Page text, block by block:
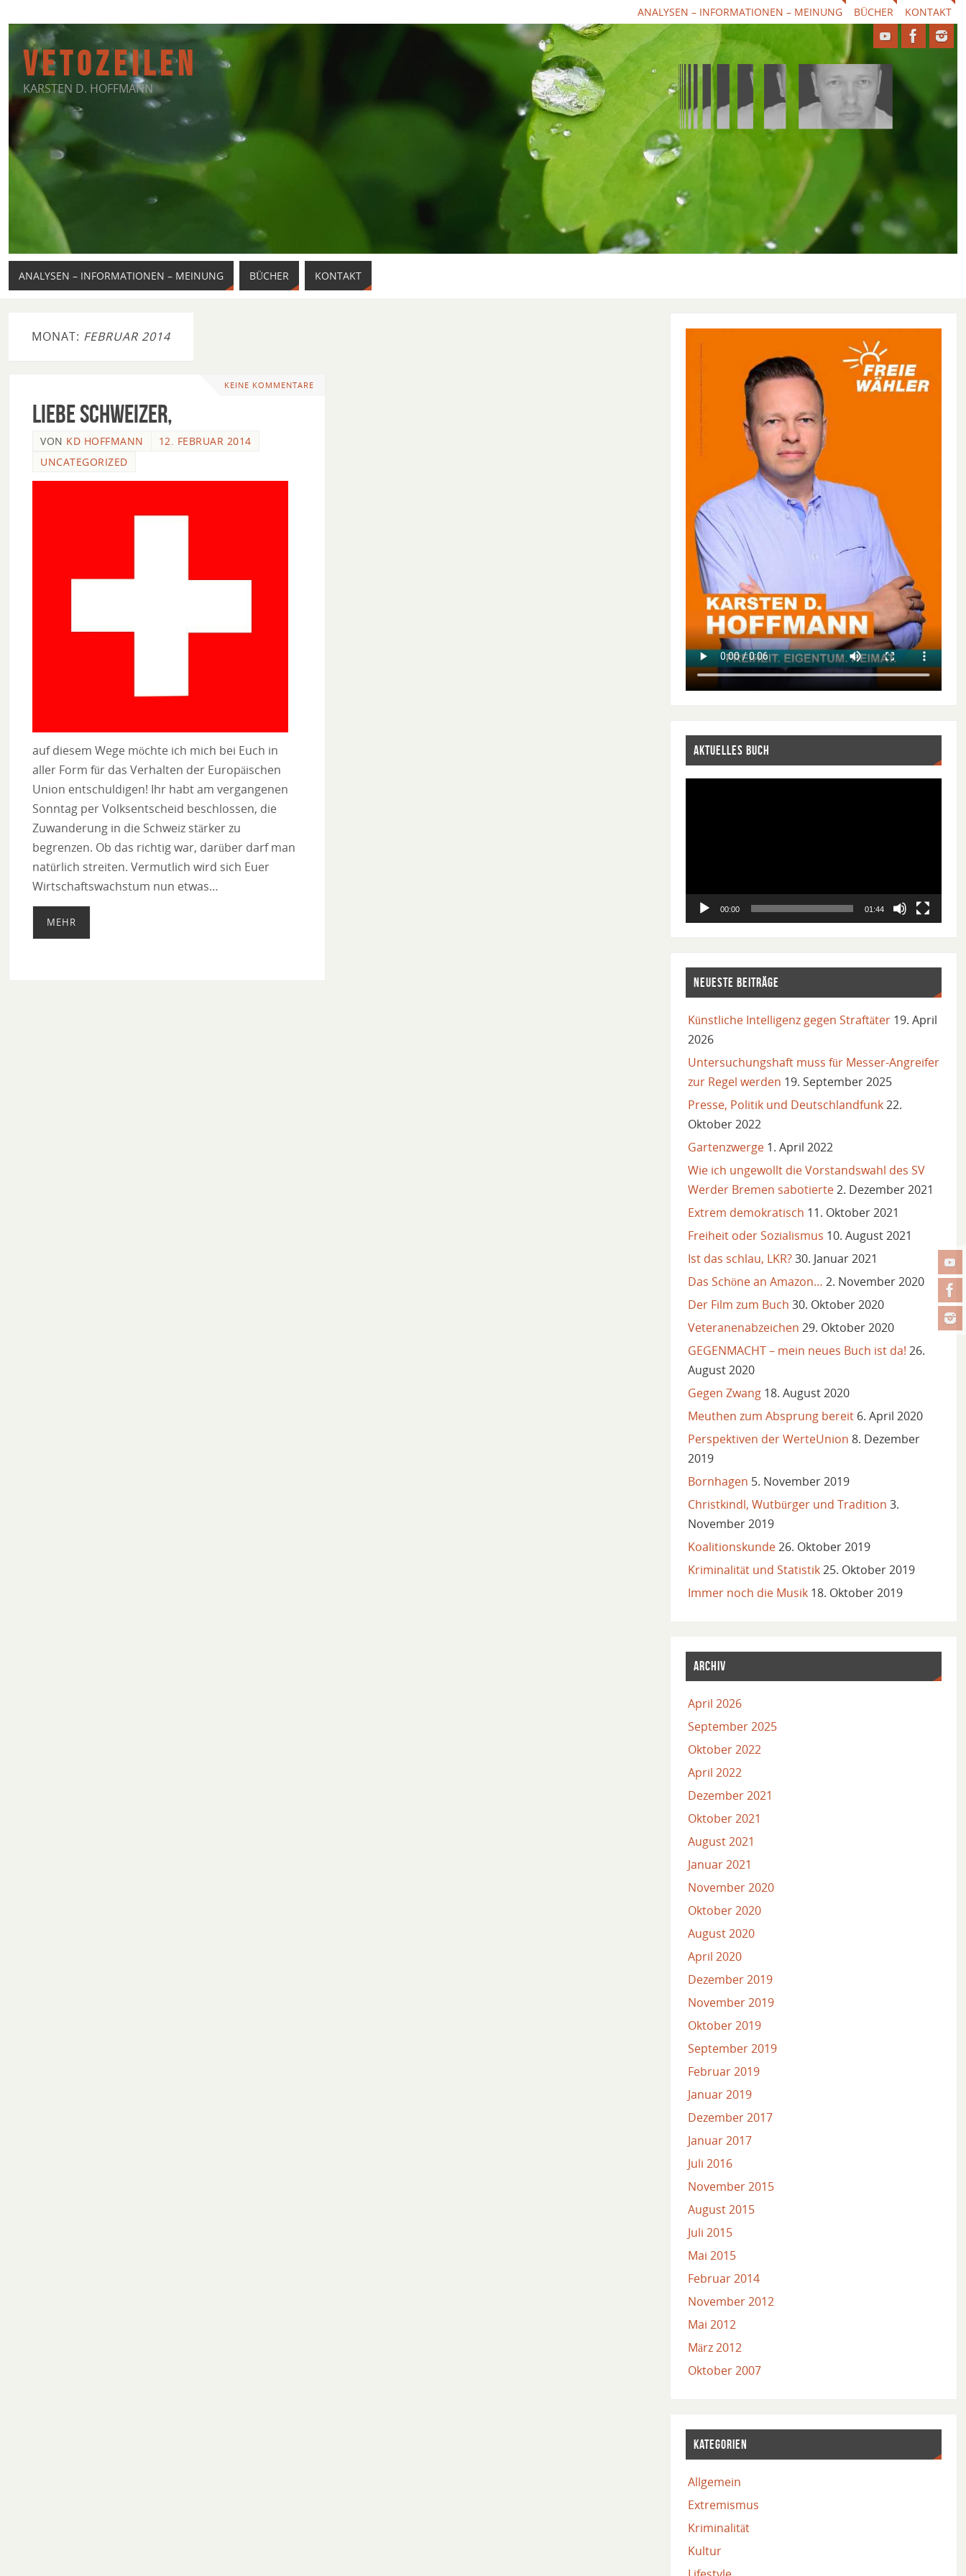
ANALYSEN – INFORMATIONEN – MEINUNG BÜCHER KONTAKT
V E T O Z E I L E N
KARSTEN D. HOFFMANN
ANALYSEN – INFORMATIONEN – MEINUNG BÜCHER KONTAKT
MONAT: FEBRUAR 2014
KEINE KOMMENTARE
Liebe Schweizer,
VON KD HOFFMANN
12. FEBRUAR 2014
UNCATEGORIZED
auf diesem Wege möchte ich mich bei Euch in
aller Form für das Verhalten der Europäischen
Union entschuldigen! Ihr habt am vergangenen
Sonntag per Volksentscheid beschlossen, die
Zuwanderung in die Schweiz stärker zu
begrenzen. Ob das richtig war, darüber darf man
natürlich streiten. Vermutlich wird sich Euer
Wirtschaftswachstum nun etwas…
MEHR
AKTUELLES BUCH
00:00 01:44
NEUESTE BEITRÄGE
Künstliche Intelligenz gegen Straftäter 19. April
2026
Untersuchungshaft muss für Messer-Angreifer
zur Regel werden 19. September 2025
Presse, Politik und Deutschlandfunk22.
Oktober 2022
Gartenzwerge 1. April 2022
Wie ich ungewollt die Vorstandswahl des SV
Werder Bremen sabotierte2. Dezember 2021
Extrem demokratisch 11. Oktober 2021
Freiheit oder Sozialismus 10. August 2021
Ist das schlau, LKR?30. Januar 2021
Das Schöne an Amazon… 2. November 2020
Der Film zum Buch 30. Oktober 2020
Veteranenabzeichen 29. Oktober 2020
GEGENMACHT – mein neues Buch ist da! 26.
August 2020
Gegen Zwang 18. August 2020
Meuthen zum Absprung bereit 6. April 2020
Perspektiven der WerteUnion 8. Dezember
2019
Bornhagen 5. November 2019
Christkindl, Wutbürger und Tradition 3.
November 2019
Koalitionskunde26. Oktober 2019
Kriminalität und Statistik25. Oktober 2019
Immer noch die Musik 18. Oktober 2019
ARCHIV
April 2026
September 2025
Oktober 2022
April 2022
Dezember 2021
Oktober 2021
August 2021
Januar 2021
November 2020
Oktober 2020
August 2020
April 2020
Dezember 2019
November 2019
Oktober 2019
September 2019
Februar 2019
Januar 2019
Dezember 2017
Januar 2017
Juli 2016
November 2015
August 2015
Juli 2015
Mai 2015
Februar 2014
November 2012
Mai 2012
März 2012
Oktober 2007
KATEGORIEN
Allgemein
Extremismus
Kriminalität
Kultur